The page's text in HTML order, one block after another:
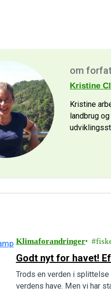
om
Kristine
Kristine
landbrug
Klimaforandringer
Godt nyt for havet!
Trods en verden i
verdens have. Men vi har